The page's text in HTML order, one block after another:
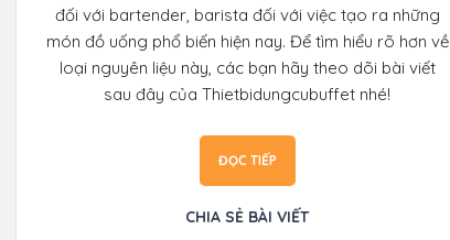
đối với bartender, barista đối với việc tạo ra những
món đồ uống phổ biến hiện nay. Để tìm hiểu rõ hơn về
loại nguyên liệu này, các bạn hãy theo dõi bài viết
sau đây của Thietbidungcubuffet nhé!
ĐỌC TIẾP
CHIA SẺ BÀI VIẾT